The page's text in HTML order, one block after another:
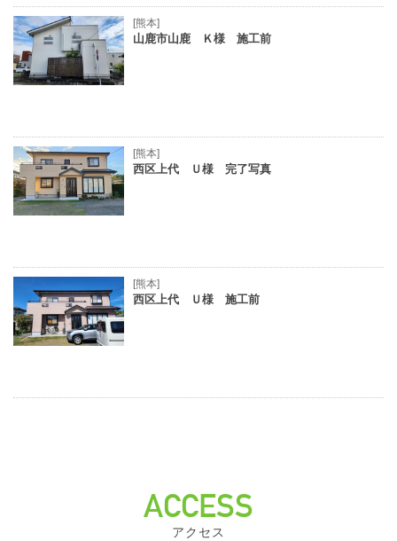
[熊本]
山鹿市山鹿 Ｋ様 施工前
[熊本]
西区上代 Ｕ様 完了写真
[熊本]
西区上代 Ｕ様 施工前
ACCESS
アクセス